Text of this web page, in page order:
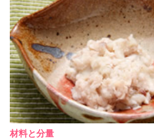
材料と分量